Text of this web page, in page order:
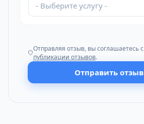
- Выберите услугу -
Отправляя отзыв, вы соглашаетесь с
публикации отзывов.
Отправить отзыв